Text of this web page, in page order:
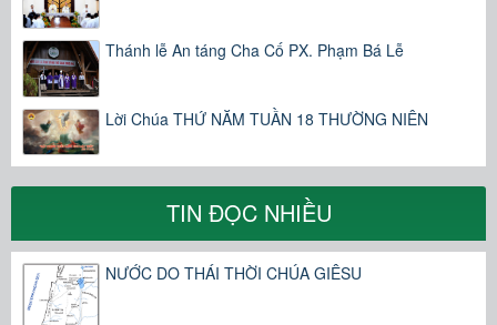
Thánh lễ An táng Cha Cố PX. Phạm Bá Lễ
Lời Chúa THỨ NĂM TUẦN 18 THƯỜNG NIÊN
TIN ĐỌC NHIỀU
NƯỚC DO THÁI THỜI CHÚA GIÊSU